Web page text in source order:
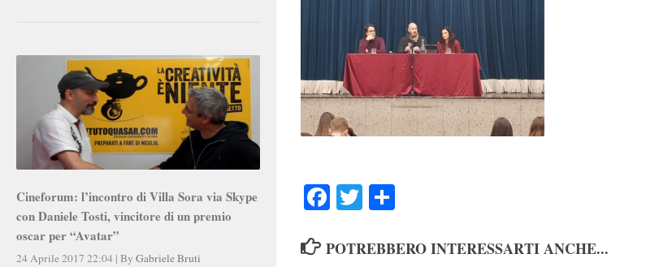
FacebookTwitter
POTREBBERO INTERESSARTI ANCHE...
Cineforum: l’incontro di Villa Sora via Skype
con Daniele Tosti, vincitore di un premio
oscar per “Avatar”
24 Aprile 2017 22:04 | By Gabriele Bruti